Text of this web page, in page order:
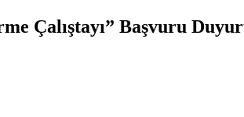
Çalıştayı” Başvuru